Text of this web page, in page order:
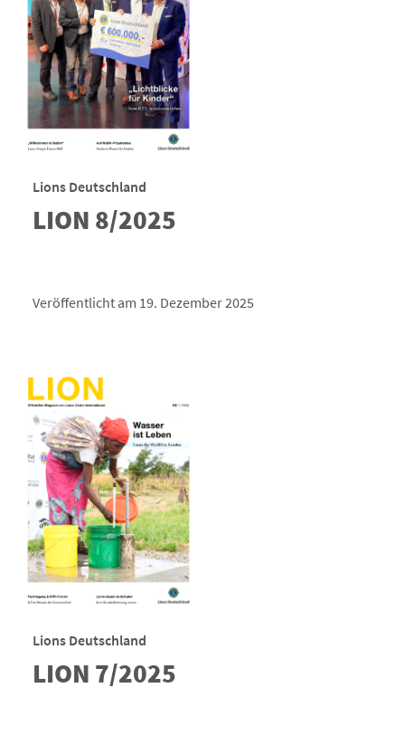
Lions Deutschland
LION 8/2025
Veröffentlicht am 19. Dezember 2025
Lions Deutschland
LION 7/2025